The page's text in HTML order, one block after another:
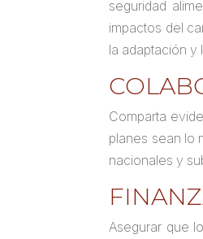
seguridad
impactos del
la adaptación y
Comparta
planes sean lo
nacionales y
Asegurar que